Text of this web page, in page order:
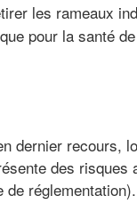
les rameaux
pour la santé
dernier recours,
des risques
de réglementation).